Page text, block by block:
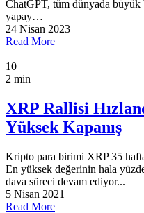
ChatGPT, tüm dünyada büyük
yapay…
24 Nisan 2023
Read More
10
2 min
XRP Rallisi
Yüksek Kapanış
Kripto para birimi XRP 35
En yüksek değerinin hala
dava süreci devam ediyor...
5 Nisan 2021
Read More